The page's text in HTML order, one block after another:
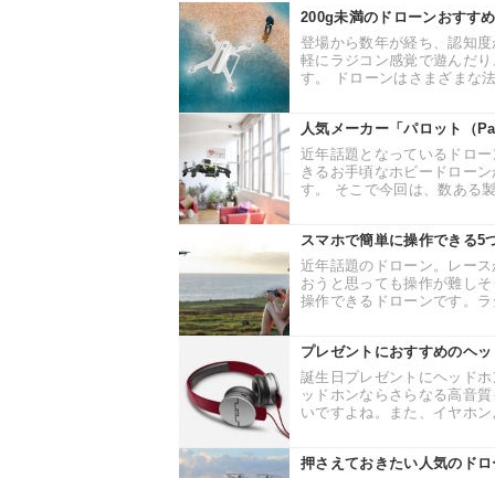
200g未満のドローンおすす
登場から数年が経ち、認知
軽にラジコン感覚で遊んだ
す。 ドローンはさまざまな
人気メーカー「パロット（
近年話題となっているドロ
きるお手頃なホビードロー
す。 そこで今回は、数ある
スマホで簡単に操作できる5
近年話題のドローン。レー
おうと思っても操作が難し
操作できるドローンです。
プレゼントにおすすめのヘ
誕生日プレゼントにヘッド
ッドホンならさらなる高音
いですよね。また、イヤホ
押さえておきたい人気のド